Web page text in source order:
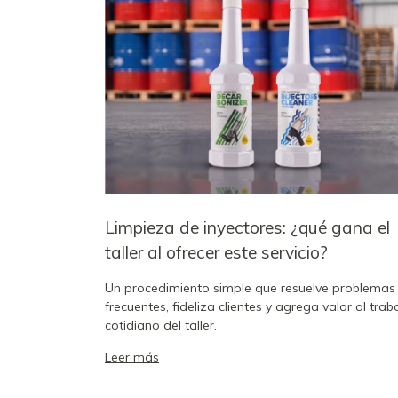
Limpieza de inyectores: ¿qué gana el
taller al ofrecer este servicio?
Un procedimiento simple que resuelve problemas
frecuentes, fideliza clientes y agrega valor al
cotidiano del taller.
Leer más